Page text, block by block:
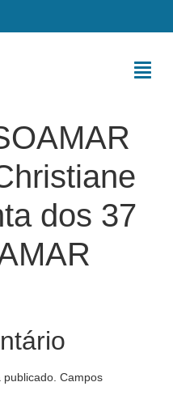
dos 37
Campos